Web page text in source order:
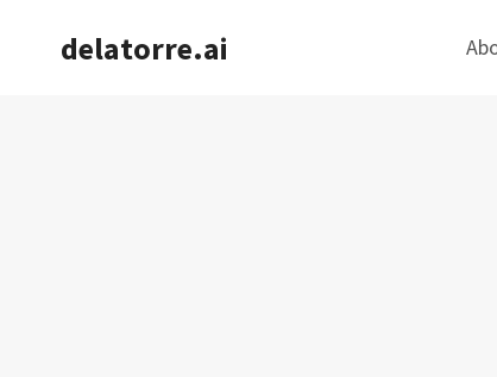
delatorre.ai